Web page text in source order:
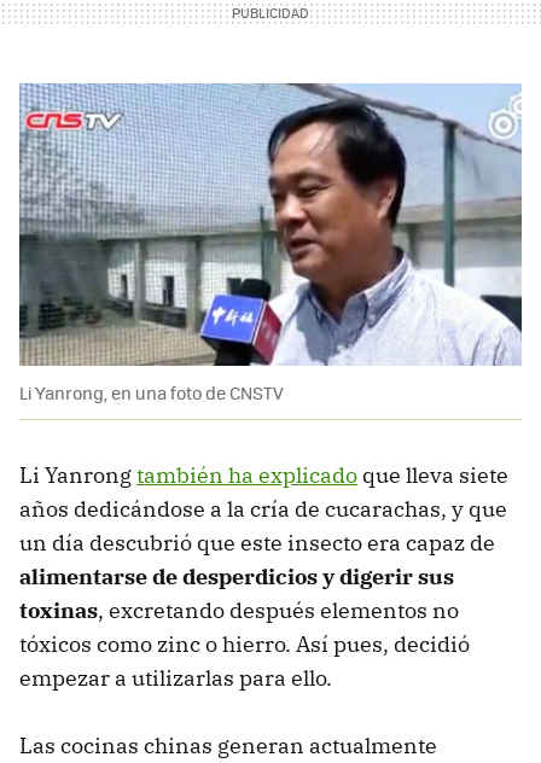
Li Yanrong, en una foto de CNSTV
Li Yanrongtambién ha explicado que lleva siete
años dedicándose a la cría de cucarachas, y que
un día descubrió que este insecto era capaz de
alimentarse de desperdicios y digerir sus
toxinas, excretando después elementos no
tóxicos como zinc o hierro. Así pues, decidió
empezar a utilizarlas para ello.
Las cocinas chinas generan actualmente